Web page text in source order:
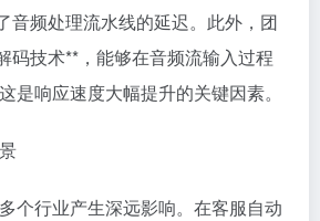
音频处理流水线的延迟。此外，团
码技术**，能够在音频流输入过程
是响应速度大幅提升的关键因素。
个行业产生深远影响。在客服自动